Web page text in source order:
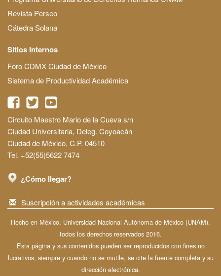
Revista Perseo
Cátedra Solana
Sitios Internos
Foro CDMX Ciudad de México
Sistema de Productividad Académica
Circuito Maestro Mario de la Cueva s/n
Ciudad Universitaria, Deleg. Coyoacán
Ciudad de México, C.P. 04510
Tel. +52(55)5622 7474
¿Cómo llegar?
Suscripción a actividades académicas
Hecho en México, Universidad Nacional Autónoma de México (UNAM),
todos los derechos reservados 2016.
Esta página y sus contenidos pueden ser reproducidos con fines no
lucrativos, siempre y cuando no se mutile, se cite la fuente completa y su
dirección electrónica.